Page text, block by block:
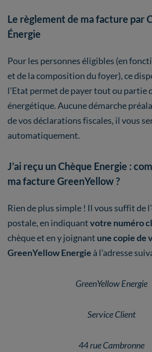
Le règlement de ma facture par
Énergie
Pour les personnes éligibles (en
et de la composition du foyer), ce
l’Etat permet de payer tout ou partie
énergétique. Aucune démarche
de vos déclarations fiscales, il vous
automatiquement.
J’ai reçu un Chèque Energie :
ma facture GreenYellow ?
Rien de plus simple ! Il vous suffit de
postale, en indiquantvotre numéro
chèque et en y joignant une copie de
GreenYellow Energie à l’adresse
GreenYellow Energie
Service Client
44 rue Cambronne